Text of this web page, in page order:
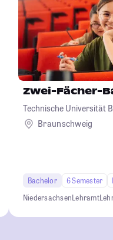
Zwei-Fächer-
Technische Universität
Braunschweig
Bachelor 6 Semester
NiedersachsenLehramt